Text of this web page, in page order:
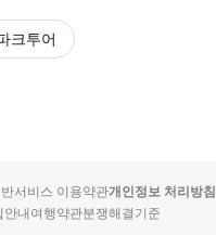
크투어
서비스 이용약관개인정보 처리방침
안내여행약관분쟁해결기준